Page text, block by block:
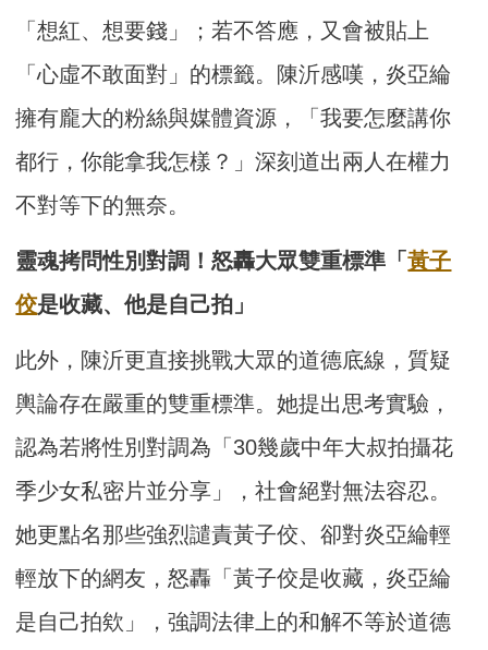
「想紅、想要錢」；若不答應，又會被貼上
「心虛不敢面對」的標籤。陳沂感嘆，炎亞綸
擁有龐大的粉絲與媒體資源，「我要怎麼講你
都行，你能拿我怎樣？」深刻道出兩人在權力
不對等下的無奈。
靈魂拷問性別對調！怒轟大眾雙重標準「黃子
佼是收藏、他是自己拍」
此外，陳沂更直接挑戰大眾的道德底線，質疑
輿論存在嚴重的雙重標準。她提出思考實驗，
認為若將性別對調為「30幾歲中年大叔拍攝花
季少女私密片並分享」，社會絕對無法容忍。
她更點名那些強烈譴責黃子佼、卻對炎亞綸輕
輕放下的網友，怒轟「黃子佼是收藏，炎亞綸
是自己拍欸」，強調法律上的和解不等於道德